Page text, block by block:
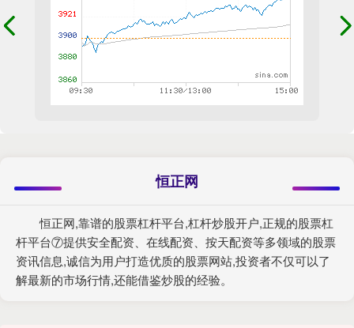
恒正网
恒正网,靠谱的股票杠杆平台,杠杆炒股开户,正规的股票杠
杆平台⑦提供安全配资、在线配资、按天配资等多领域的股票
资讯信息,诚信为用户打造优质的股票网站,投资者不仅可以了
解最新的市场行情,还能借鉴炒股的经验。